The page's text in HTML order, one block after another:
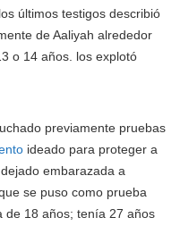
últimos testigos describió
de Aaliyah alrededor
o 14 años. los explotó
previamente pruebas
ideado para proteger a
embarazada a
se puso como prueba
de 18 años; tenía 27 años